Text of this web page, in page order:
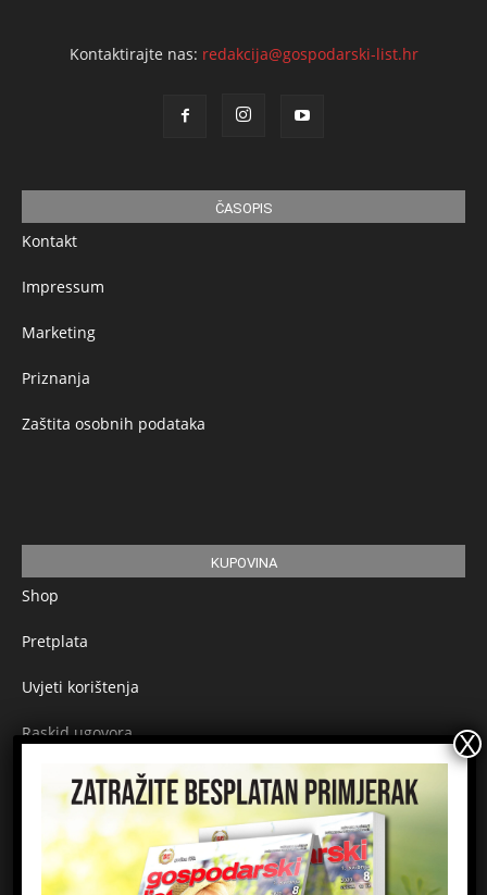
Kontaktirajte nas: redakcija@gospodarski-list.hr
ČASOPIS
Kontakt
Impressum
Marketing
Priznanja
Zaštita osobnih podataka
KUPOVINA
Shop
Pretplata
Uvjeti korištenja
Raskid ugovora
Načini plaćanja
Sigurnost plaćanja
Prijavite se na newsletter